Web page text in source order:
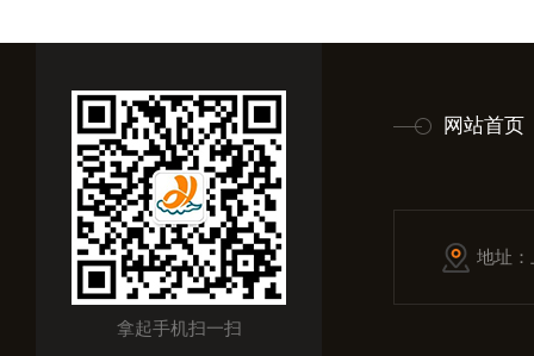
拿起手机扫一扫
网站首页
地址